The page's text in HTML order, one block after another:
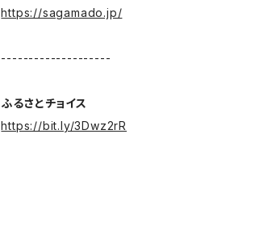
https://sagamado.jp/
--------------------
ふるさとチョイス
https://bit.ly/3Dwz2rR